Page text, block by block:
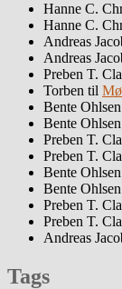
Hanne C.
Hanne C.
Andreas
Andreas
Preben T.
Torben til
Bente Ohlsen
Bente Ohlsen
Preben T.
Preben T.
Bente Ohlsen
Bente Ohlsen
Preben T.
Preben T.
Andreas
Tags